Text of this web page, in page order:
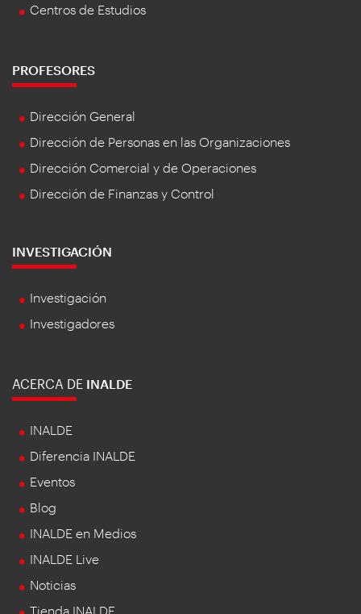
Centros de Estudios
PROFESORES
Dirección General
Dirección de Personas en las Organizaciones
Dirección Comercial y de Operaciones
Dirección de Finanzas y Control
INVESTIGACIÓN
Investigación
Investigadores
ACERCA DE INALDE
INALDE
Diferencia INALDE
Eventos
Blog
INALDE en Medios
INALDE Live
Noticias
Tienda INALDE